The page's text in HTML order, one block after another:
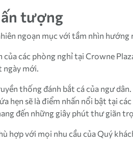
tượng
ngoạn mục với tầm nhìn
các phòng nghỉ tại Crowne
ngày mới.
thống đánh bắt cá của ngư
hẹn sẽ là điểm nhấn nổi bật tại
đến những giây phút thư giãn
hợp với mọi nhu cầu của Quý